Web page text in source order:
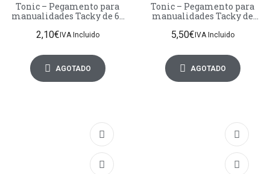
Tonic – Pegamento para
manualidades Tacky de 60
2,10€IVA Incluido
AGOTADO
Tonic – Pegamento para
manualidades Tacky de
5,50€IVA Incluido
AGOTADO